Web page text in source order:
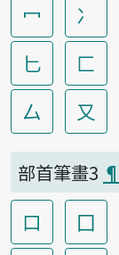
冖
冫
匕
匚
厶
又
部首筆畫3 ¶
口 囗